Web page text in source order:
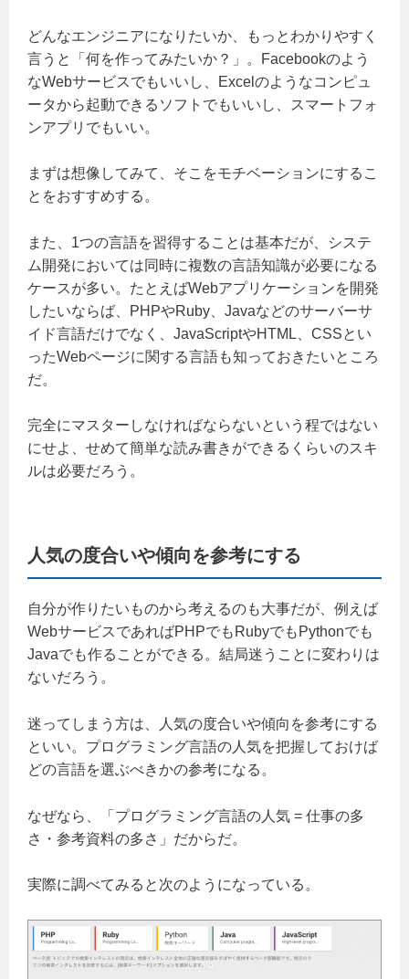
どんなエンジニアになりたいか、もっとわかりやすく
言うと「何を作ってみたいか？」。Facebookのよう
なWebサービスでもいいし、Excelのようなコンピュ
ータから起動できるソフトでもいいし、スマートフォ
ンアプリでもいい。
まずは想像してみて、そこをモチベーションにするこ
とをおすすめする。
また、1つの言語を習得することは基本だが、システ
ム開発においては同時に複数の言語知識が必要になる
ケースが多い。たとえばWebアプリケーションを開発
したいならば、PHPやRuby、Javaなどのサーバーサ
イド言語だけでなく、JavaScriptやHTML、CSSとい
ったWebページに関する言語も知っておきたいところ
だ。
完全にマスターしなければならないという程ではない
にせよ、せめて簡単な読み書きができるくらいのスキ
ルは必要だろう。
人気の度合いや傾向を参考にする
自分が作りたいものから考えるのも大事だが、例えば
WebサービスであればPHPでもRubyでもPythonでも
Javaでも作ることができる。結局迷うことに変わりは
ないだろう。
迷ってしまう方は、人気の度合いや傾向を参考にする
といい。プログラミング言語の人気を把握しておけば
どの言語を選ぶべきかの参考になる。
なぜなら、「プログラミング言語の人気 = 仕事の多
さ・参考資料の多さ」だからだ。
実際に調べてみると次のようになっている。